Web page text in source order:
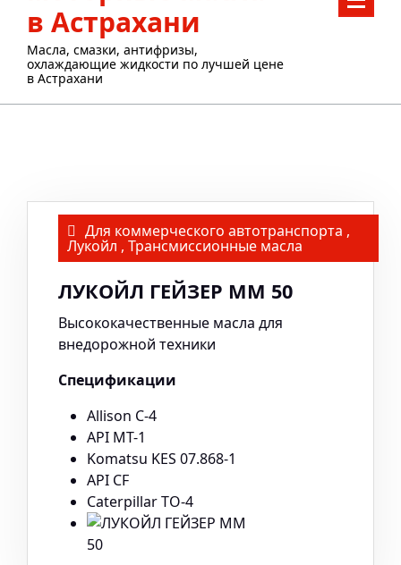
Масла, смазки, антифризы,
охлаждающие жидкости по лучшей цене
в Астрахани
Для коммерческого автотранспорта ,
Лукойл , Трансмиссионные масла
ЛУКОЙЛ ГЕЙЗЕР ММ 50
Высококачественные масла для
внедорожной техники
Спецификации
Allison C-4
API MT-1
Komatsu KES 07.868-1
API CF
Caterpillar TO-4